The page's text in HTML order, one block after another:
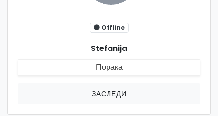
Offline
Stefanija
Порака
ЗАСЛЕДИ